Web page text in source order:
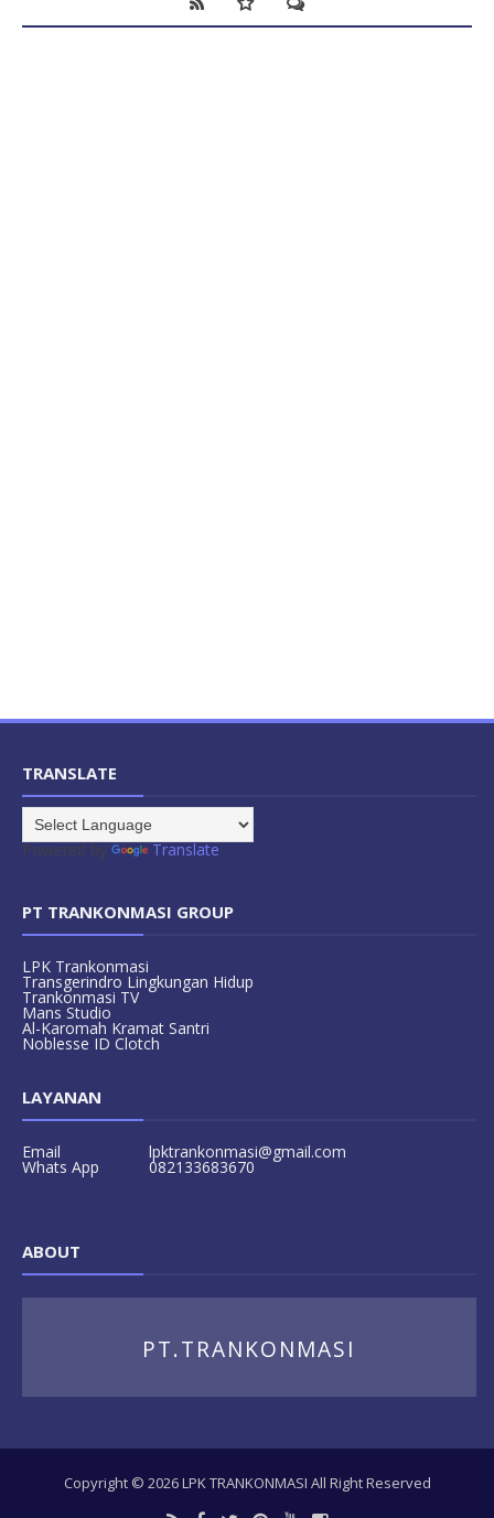
TRANSLATE
Powered by Translate
PT TRANKONMASI GROUP
LPK Trankonmasi
Transgerindro Lingkungan Hidup
Trankonmasi TV
Mans Studio
Al-Karomah Kramat Santri
Noblesse ID Clotch
LAYANAN
Email lpktrankonmasi@gmail.com
Whats App 082133683670
ABOUT
PT.TRANKONMASI
Copyright © 2026LPK TRANKONMASI All Right Reserved